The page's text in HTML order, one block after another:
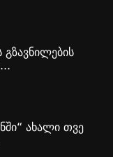
ახალი თვე